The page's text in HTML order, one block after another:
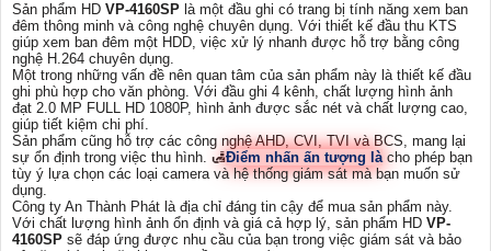
Sản phẩm HD VP-4160SP là một đầu ghi có trang bị tính năng xem ban
đêm thông minh và công nghệ chuyên dụng. Với thiết kế đầu thu KTS
giúp xem ban đêm một HDD, việc xử lý nhanh được hỗ trợ bằng công
nghệ H.264 chuyên dụng.
Một trong những vấn đề nên quan tâm của sản phẩm này là thiết kế đầu
ghi phù hợp cho văn phòng. Với đầu ghi 4 kênh, chất lượng hình ảnh
đạt 2.0 MP FULL HD 1080P, hình ảnh được sắc nét và chất lượng cao,
giúp tiết kiệm chi phí.
Sản phẩm cũng hỗ trợ các công nghệ AHD, CVI, TVI và BCS, mang lại
sự ổn định trong việc thu hình. 🛃Điểm nhấn ấn tượng làcho phép bạn
tùy ý lựa chọn các loại camera và hệ thống giám sát mà bạn muốn sử
dụng.
Công ty An Thành Phát là địa chỉ đáng tin cậy để mua sản phẩm này.
Với chất lượng hình ảnh ổn định và giá cả hợp lý, sản phẩm HD VP-
4160SP sẽ đáp ứng được nhu cầu của bạn trong việc giám sát và bảo